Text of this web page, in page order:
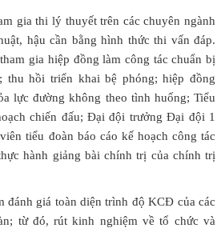
gia thi lý thuyết trên các chuyên ngành
hậu cần bằng hình thức thi vấn đáp.
gia hiệp đồng làm công tác chuẩn bị
thu hồi triển khai bệ phóng; hiệp đồng
lực đường không theo tình huống; Tiểu
chiến đấu; Đại đội trưởng Đại đội 1
tiểu đoàn báo cáo kế hoạch công tác
hành giảng bài chính trị của chính trị
đánh giá toàn diện trình độ KCĐ của các
từ đó, rút kinh nghiệm về tổ chức và